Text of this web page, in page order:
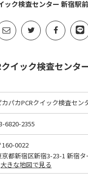
ック検査センター 新宿駅
イック検査センタ
カパカPCRクイック検査セン
6820-2355
160-0022
京都新宿区新宿3-23-1 新宿
大きな地図で見る